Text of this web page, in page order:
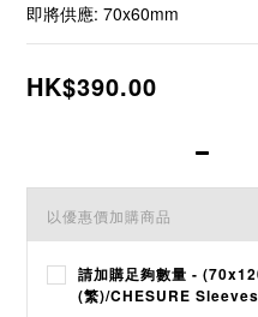
即將供應: 70x60mm
HK$390.00
以優惠價加購商品
請加購足夠數量 -
(繁)/CHESURE